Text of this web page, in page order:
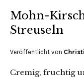
Mohn-
Streuseln
Veröffentlicht von
Cremig, fruchtig